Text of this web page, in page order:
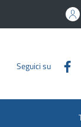
Seguici su